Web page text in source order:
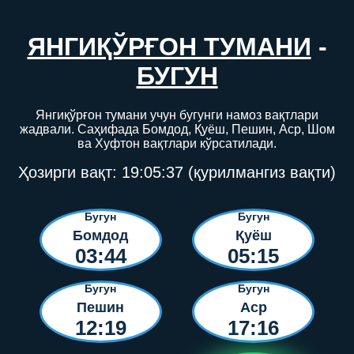
ЯНГИҚЎРҒОН ТУМАНИ -
БУГУН
Янгиқўрғон тумани учун бугунги намоз вақтлари
жадвали. Саҳифада Бомдод, Қуёш, Пешин, Аср, Шом
ва Хуфтон вақтлари кўрсатилади.
Ҳозирги вақт: 19:05:37 (қурилмангиз вақти)
Бугун
Бомдод
03:44
Бугун
Қуёш
05:15
Бугун
Пешин
12:19
Бугун
Аср
17:16